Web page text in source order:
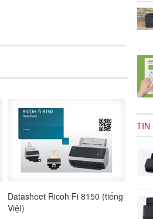
Datasheet Ricoh Fi 8150 (tiếng
Việt)
TIN